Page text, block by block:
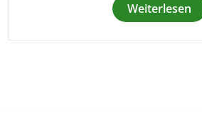
Weiterlesen